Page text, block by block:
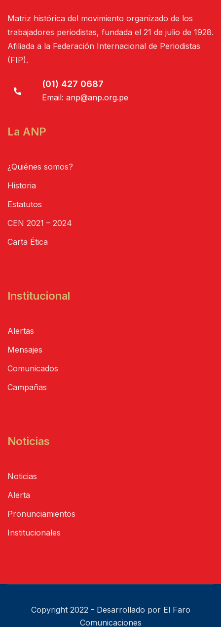
Matriz histórica del movimiento organizado de los
trabajadores periodistas, fundada el 21 de julio de 1928.
Afiliada a la Federación Internacional de Periodistas
(FIP).
(01) 427 0687
Email: anp@anp.org.pe
La ANP
¿Quiénes somos?
Historia
Estatutos
CEN 2021 – 2024
Carta Ética
Institucional
Alertas
Mensajes
Comunicados
Campañas
Noticias
Noticias
Alerta
Pronunciamientos
Institucionales
Copyright 2022 - Desarrollado por El Faro
Comunicaciones